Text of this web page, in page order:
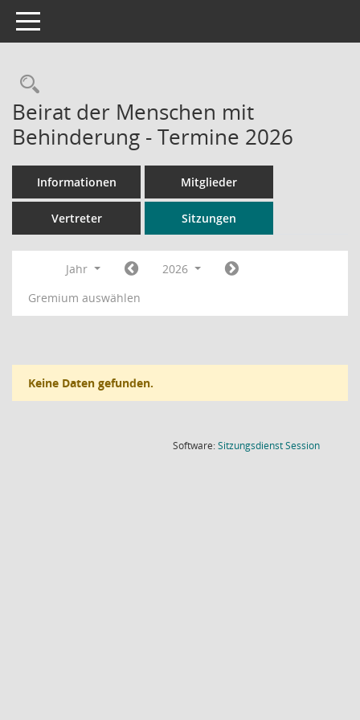
Toggle navigation
Rechercheauswahl
Beirat der Menschen mit
Behinderung - Termine 2026
Informationen Mitglieder
Vertreter Sitzungen
Jahr
2026
Gremium auswählen
Keine Daten gefunden.
Software:SitzungsdienstSession(Wird in